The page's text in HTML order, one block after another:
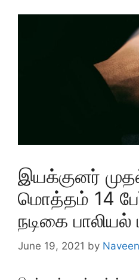
இயக்குனர்
மொத்தம் 14
நடிகை பாலியல்
June 19, 2021 by